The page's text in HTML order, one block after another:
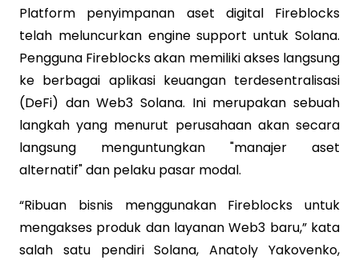
Platform penyimpanan aset digital Fireblocks
telah meluncurkan engine support untuk Solana.
Pengguna Fireblocks akan memiliki akses langsung
ke berbagai aplikasi keuangan terdesentralisasi
(DeFi) dan Web3 Solana. Ini merupakan sebuah
langkah yang menurut perusahaan akan secara
langsung menguntungkan "manajer aset
alternatif" dan pelaku pasar modal.
“Ribuan bisnis menggunakan Fireblocks untuk
mengakses produk dan layanan Web3 baru,” kata
salah satu pendiri Solana, Anatoly Yakovenko,